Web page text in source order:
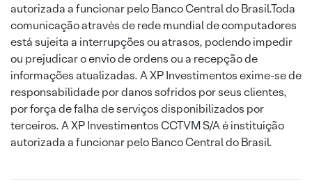
autorizada a funcionar pelo Banco Central do Brasil.Toda
comunicação através de rede mundial de computadores
está sujeita a interrupções ou atrasos, podendo impedir
ou prejudicar o envio de ordens ou a recepção de
informações atualizadas. A XP Investimentos exime-se de
responsabilidade por danos sofridos por seus clientes,
por força de falha de serviços disponibilizados por
terceiros. A XP Investimentos CCTVM S/A é instituição
autorizada a funcionar pelo Banco Central do Brasil.